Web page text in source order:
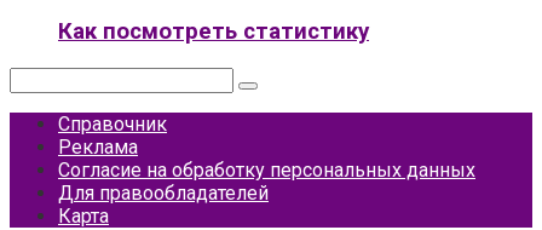
Как посмотреть статистику
Справочник
Реклама
Согласие на обработку персональных данных
Для правообладателей
Карта